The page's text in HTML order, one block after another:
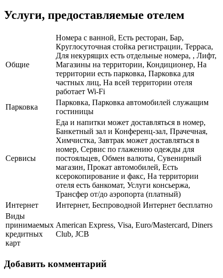
Услуги, предоставляемые отелем
Общие
Номера с ванной, Есть ресторан, Бар,
Круглосуточная стойка регистрации, Терраса,
Для некурящих есть отдельные номера, , Лифт,
Магазины на территории, Кондиционер, На
территории есть парковка, Парковка для
частных лиц, На всей территории отеля
работает Wi-Fi
Парковка
Парковка, Парковка автомобилей служащим
гостиницы
Сервисы
Еда и напитки может доставляться в номер,
Банкетный зал и Конференц-зал, Прачечная,
Химчистка, Завтрак может доставляться в
номер, Сервис по глажению одежды для
постояльцев, Обмен валюты, Сувенирный
магазин, Прокат автомобилей, Есть
ксерокопирование и факс, На территории
отеля есть банкомат, Услуги консьержа,
Трансфер от/до аэропорта (платный)
Интернет
Интернет, Беспроводной Интернет бесплатно
Виды
принимаемых
кредитных
карт
American Express, Visa, Euro/Mastercard, Diners
Club, JCB
Добавить комментарий